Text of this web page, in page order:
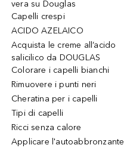
vera su Douglas
Capelli crespi
ACIDO AZELAICO
Acquista le creme all’acido
salicilico da DOUGLAS
Colorare i capelli bianchi
Rimuovere i punti neri
Cheratina per i capelli
Tipi di capelli
Ricci senza calore
Applicare l'autoabbronzante